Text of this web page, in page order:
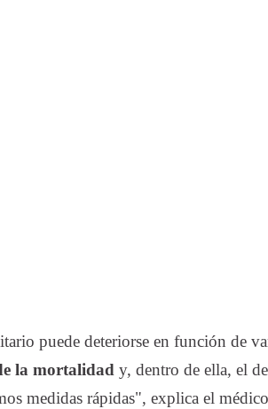
puede deteriorse en función de
la mortalidad y, dentro de ella, el
medidas rápidas", explica el